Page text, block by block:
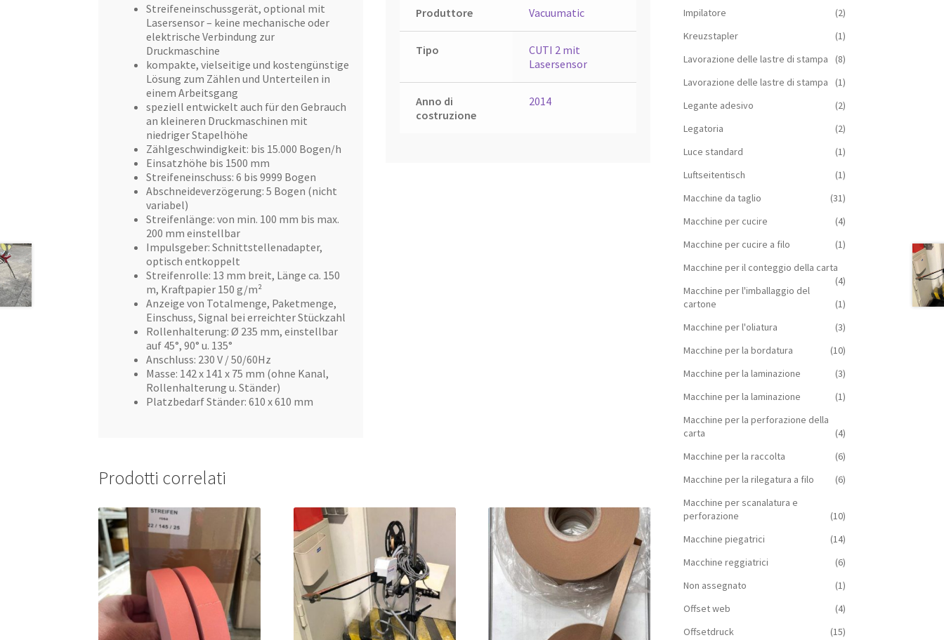
Streifeneinschussgerät, optional mit
Lasersensor – keine mechanische oder
elektrische Verbindung zur
Druckmaschine
kompakte, vielseitige und kostengünstige
Lösung zum Zählen und Unterteilen in
einem Arbeitsgang
speziell entwickelt auch für den Gebrauch
an kleineren Druckmaschinen mit
niedriger Stapelhöhe
Zählgeschwindigkeit: bis 15.000 Bogen/h
Einsatzhöhe bis 1500 mm
Streifeneinschuss: 6 bis 9999 Bogen
Abschneideverzögerung: 5 Bogen (nicht
variabel)
Streifenlänge: von min. 100 mm bis max.
200 mm einstellbar
Impulsgeber: Schnittstellenadapter,
optisch entkoppelt
Streifenrolle: 13 mm breit, Länge ca. 150
m, Kraftpapier 150 g/m²
Anzeige von Totalmenge, Paketmenge,
Einschuss, Signal bei erreichter Stückzahl
Rollenhalterung: Ø 235 mm, einstellbar
auf 45°, 90° u. 135°
Anschluss: 230 V / 50/60Hz
Masse: 142 x 141 x 75 mm (ohne Kanal,
Rollenhalterung u. Ständer)
Platzbedarf Ständer: 610 x 610 mm
Produttore Vacuumatic
Tipo
CUTI 2 mit
Lasersensor
Anno di
costruzione
2014
Prodotti correlati
Impilatore
(2)
Kreuzstapler
(1)
Lavorazione delle lastre di stampa
(8)
Lavorazione delle lastre di stampa
(1)
Legante adesivo
(2)
Legatoria
(2)
Luce standard
(1)
Luftseitentisch
(1)
Macchine da taglio
(31)
Macchine per cucire
(4)
Macchine per cucire a filo
(1)
Macchine per il conteggio della carta
(4)
Macchine per l'imballaggio del
cartone
(1)
Macchine per l'oliatura
(3)
Macchine per la bordatura
(10)
Macchine per la laminazione
(3)
Macchine per la laminazione
(1)
Macchine per la perforazione della
carta
(4)
Macchine per la raccolta
(6)
Macchine per la rilegatura a filo
(6)
Macchine per scanalatura e
perforazione
(10)
Macchine piegatrici
(14)
Macchine reggiatrici
(6)
Non assegnato
(1)
Offset web
(4)
Offsetdruck
(15)